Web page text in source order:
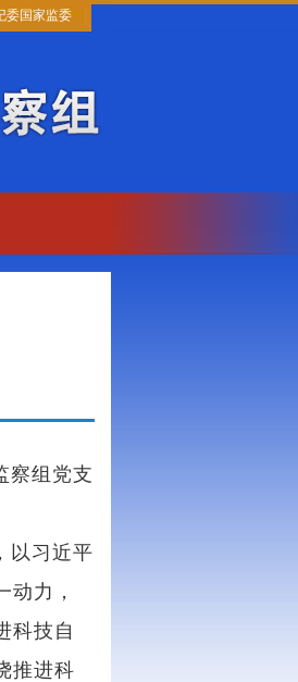
委国家监委
察组党支
以习近平
力，
科技自
推进科